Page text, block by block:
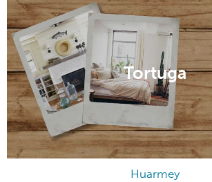
Tortuga
Huarmey